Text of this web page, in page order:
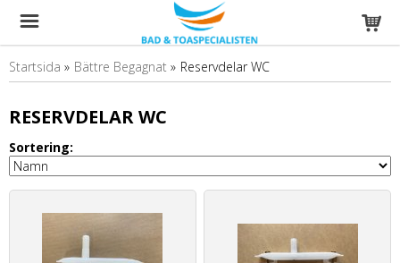
Startsida » Bättre Begagnat » Reservdelar WC
RESERVDELAR WC
Sortering: